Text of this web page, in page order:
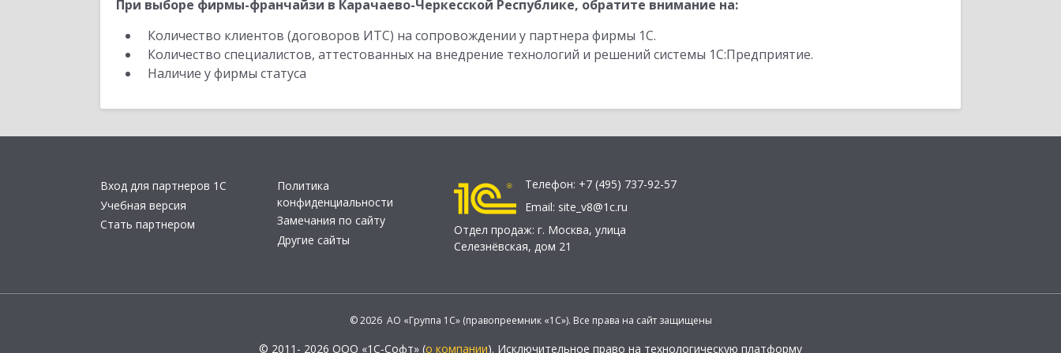
При выборе фирмы-франчайзи в Карачаево-Черкесской Республике, обратите внимание на:
Количество клиентов (договоров ИТС) на сопровождении у партнера фирмы 1С.
Количество специалистов, аттестованных на внедрение технологий и решений системы 1С:Предприятие.
Наличие у фирмы статуса
Вход для партнеров 1С
Учебная версия
Стать партнером
Политика
конфиденциальности
Замечания по сайту
Другие сайты
Телефон: +7 (495) 737-92-57
Email: site_v8@1c.ru
Отдел продаж: г. Москва, улица
Селезнёвская, дом 21
© 2026 АО «Группа 1С» (правопреемник «1С»). Все права на сайт защищены
© 2011- 2026 ООО «1С-Софт» (о компании). Исключительное право на технологическую платформу